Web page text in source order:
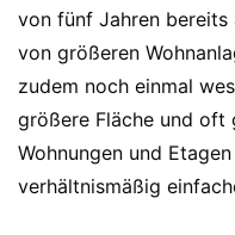
von fünf Jahren
von größeren
zudem noch einmal
größere Fläche und
Wohnungen und
verhältnismäßig